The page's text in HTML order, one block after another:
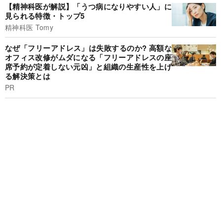
【精神科医が解説】「うつ病になりやすい人」に
見られる特徴・トップ5
精神科医 Tomy
なぜ「フリーアドレス」は失敗するのか? 高額な
オフィス改修がムダになる「フリーアドレスの座
席予約が定着しない元凶」と組織の生産性を上げ
る解決策とは
PR